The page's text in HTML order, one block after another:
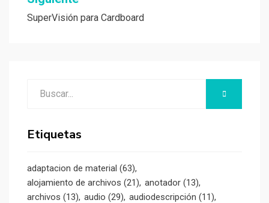
SuperVisión para Cardboard
BUSCAR
Etiquetas
adaptacion de material (63)
alojamiento de archivos (21) anotador (13)
archivos (13) audio (29) audiodescripción (11)